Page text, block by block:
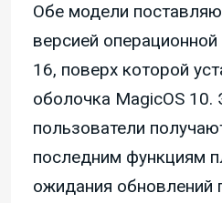
Обе модели
версией
16, поверх которой
оболочка MagicOS 10.
пользователи
последним функциям
ожидания обновлений